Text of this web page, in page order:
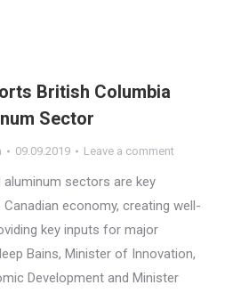
British Columbia
Sector
09.09.2019 Leave a comment
aluminum sectors are key
economy, creating well-
key inputs for major
Bains, Minister of Innovation,
Development and Minister